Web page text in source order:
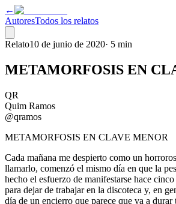
←
AutoresTodos los relatos
Relato10 de junio de 2020· 5 min
METAMORFOSIS EN
QR
Quim Ramos
@qramos
METAMORFOSIS EN CLAVE MENOR
Cada mañana me despierto como un
llamarlo, comenzó el mismo día en que la
hecho el esfuerzo de manifestarse hace
para dejar de trabajar en la discoteca y, en
día de un encierro que parece que va a